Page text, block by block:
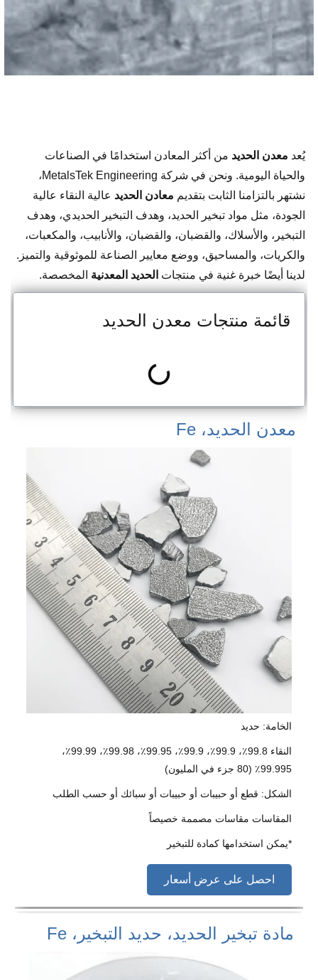
يُعد معدن الحديد من أكثر المعادن استخدامًا في الصناعات
والحياة اليومية. ونحن في شركة MetalsTek Engineering،
نشتهر بالتزامنا الثابت بتقديم معادن الحديد عالية النقاء عالية
الجودة، مثل مواد تبخير الحديد، وهدف التبخير الحديدي، وهدف
التبخير، والأسلاك، والقضبان، والقضبان، والأنابيب، والمكعبات،
والكريات، والمساحيق، ووضع معايير الصناعة للموثوقية والتميز.
لدينا أيضًا خبرة غنية في منتجات الحديد المعدنية المخصصة.
قائمة منتجات معدن الحديد
معدن الحديد، Fe
الخامة: حديد
النقاء 99.8٪، 99.9٪، 99.9٪، 99.95٪، 99.98٪، 99.99٪،
99.995٪ (80 جزء في المليون)
الشكل: قطع أو حبيبات أو حبيبات أو سبائك أو حسب الطلب
المقاسات مقاسات مصممة خصيصاً
*يمكن استخدامها كمادة للتبخير
احصل على عرض أسعار
مادة تبخير الحديد، حديد التبخير، Fe